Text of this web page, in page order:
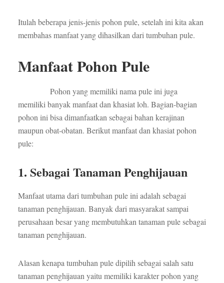
Itulah beberapa jenis-jenis pohon pule, setelah ini kita akan
membahas manfaat yang dihasilkan dari tumbuhan pule.
Manfaat Pohon Pule
Pohon yang memiliki nama pule ini juga
memiliki banyak manfaat dan khasiat loh. Bagian-bagian
pohon ini bisa dimanfaatkan sebagai bahan kerajinan
maupun obat-obatan. Berikut manfaat dan khasiat pohon
pule:
1. Sebagai Tanaman Penghijauan
Manfaat utama dari tumbuhan pule ini adalah sebagai
tanaman penghijauan. Banyak dari masyarakat sampai
perusahaan besar yang membutuhkan tanaman pule sebagai
tanaman penghijauan.
Alasan kenapa tumbuhan pule dipilih sebagai salah satu
tanaman penghijauan yaitu memiliki karakter pohon yang